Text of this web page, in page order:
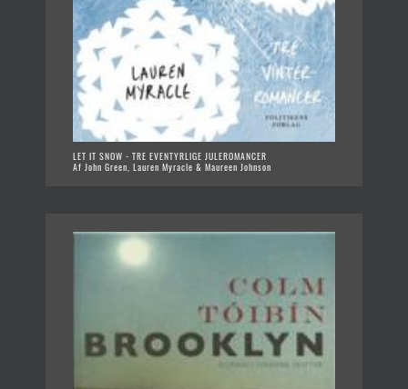
LET IT SNOW - TRE EVENTYRLIGE JULEROMANCER
Af John Green, Lauren Myracle & Maureen Johnson